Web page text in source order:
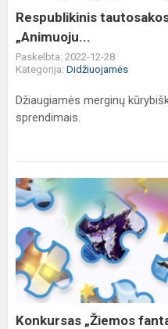
Respublikinis
„Animuoju...
Paskelbta: 2022-12-28
Kategorija: Didžiuojamės
Džiaugiamės merginų
sprendimais.
Konkursas
„Žiemos
fantazija
2022“
Konkursas „Žiemos